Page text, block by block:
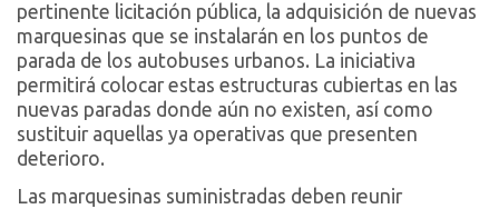
pertinente licitación pública, la adquisición de nuevas
marquesinas que se instalarán en los puntos de
parada de los autobuses urbanos. La iniciativa
permitirá colocar estas estructuras cubiertas en las
nuevas paradas donde aún no existen, así como
sustituir aquellas ya operativas que presenten
deterioro.
Las marquesinas suministradas deben reunir